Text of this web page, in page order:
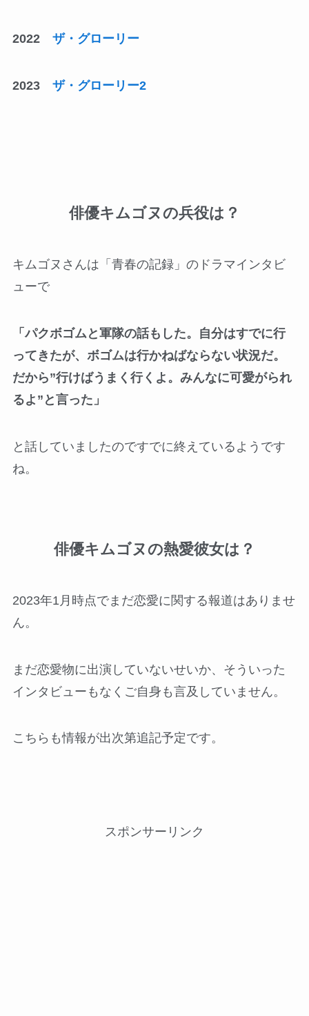
2022 ザ・グローリー
2023 ザ・グローリー2
俳優キムゴヌの兵役は？
キムゴヌさんは「青春の記録」のドラマインタビ
ューで
「パクボゴムと軍隊の話もした。自分はすでに行
ってきたが、ボゴムは行かねばならない状況だ。
だから”行けばうまく行くよ。みんなに可愛がられ
るよ”と言った」
と話していましたのですでに終えているようです
ね。
俳優キムゴヌの熱愛彼女は？
2023年1月時点でまだ恋愛に関する報道はありませ
ん。
まだ恋愛物に出演していないせいか、そういった
インタビューもなくご自身も言及していません。
こちらも情報が出次第追記予定です。
スポンサーリンク